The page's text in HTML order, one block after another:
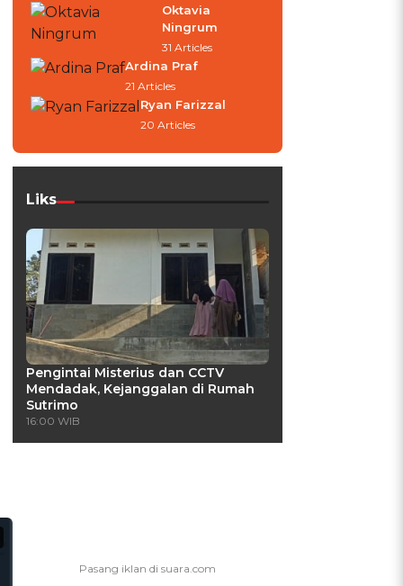
Oktavia
Ningrum
31 Articles
Ardina Praf
21 Articles
Ryan Farizzal
20 Articles
Liks
Pengintai Misterius dan CCTV
Mendadak, Kejanggalan di Rumah
Sutrimo
16:00 WIB